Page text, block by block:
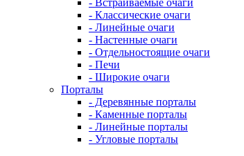
- Встраиваемые очаги
- Классические очаги
- Линейные очаги
- Настенные очаги
- Отдельностоящие очаги
- Печи
- Широкие очаги
Порталы
- Деревянные порталы
- Каменные порталы
- Линейные порталы
- Угловые порталы